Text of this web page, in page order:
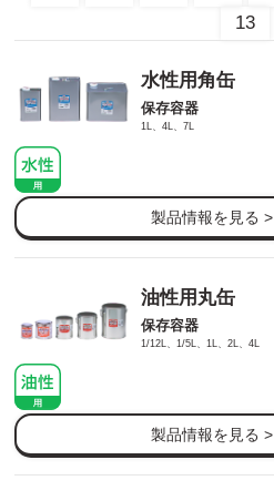
13
水性用角缶
保存容器
1L、4L、7L
製品情報を見る >
油性用丸缶
保存容器
1/12L、1/5L、1L、2L、4L
製品情報を見る >